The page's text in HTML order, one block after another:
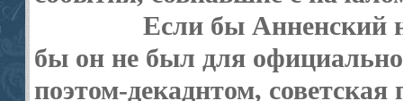
Если бы Анненский
бы он не был для
поэтом-декаднтом, советская